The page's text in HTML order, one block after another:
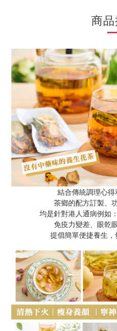
商
結合傳統調理心得
茶鄉的配方訂製、
均是針對港人通病例如
免疫力變差、眼乾
提倡簡單便捷養生，